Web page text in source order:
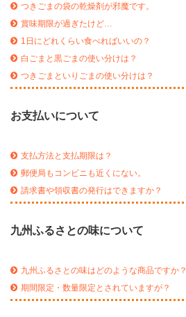
つきごまの袋の乾燥剤が邪魔です。
賞味期限が過ぎたけど…
1日にどれくらい食べればいいの？
白ごまと黒ごまの使い分けは？
つきごまといりごまの使い分けは？
お支払いについて
支払方法と支払期限は？
郵便局もコンビニも近くにない。
請求書や領収書の発行はできますか？
九州ふるさとの味について
九州ふるさとの味はどのような商品ですか？
期間限定・数量限定とされていますが？